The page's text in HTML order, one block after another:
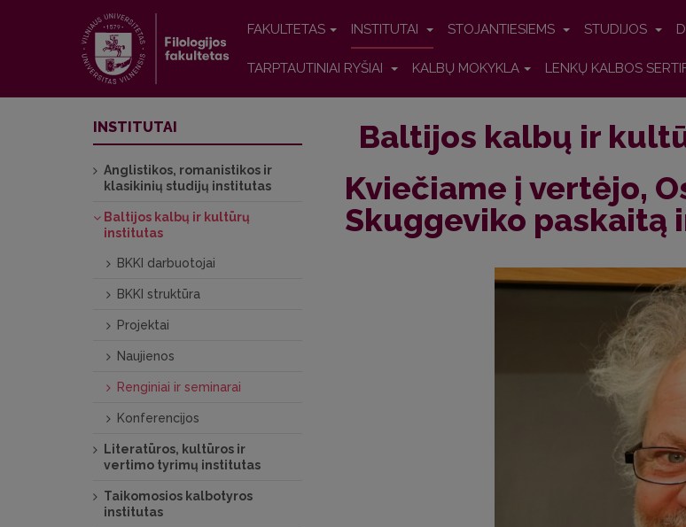
FAKULTETAS INSTITUTAI STOJANTIESIEMS STUDIJOS
TARPTAUTINIAI RYŠIAI KALBŲ MOKYKLA LENKŲ KALBOS
Baltijos kalbų ir
Kviečiame į vertėjo,
Skuggeviko paskaitą
INSTITUTAI
Anglistikos, romanistikos ir
klasikinių studijų institutas
Baltijos kalbų ir kultūrų
institutas
BKKI darbuotojai
BKKI struktūra
Projektai
Naujienos
Renginiai ir seminarai
Konferencijos
Literatūros, kultūros ir
vertimo tyrimų institutas
Taikomosios kalbotyros
institutas